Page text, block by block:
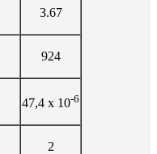
3.67
924
47,4 x 10-6
2